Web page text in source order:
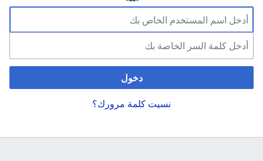
دخول
نسيت كلمة مرورك؟